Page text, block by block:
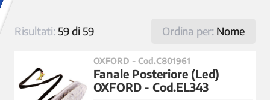
Ordina per: Nome
Risultati:59 di 59
OXFORD - Cod.C801961
Fanale Posteriore (Led)
OXFORD - Cod.EL343